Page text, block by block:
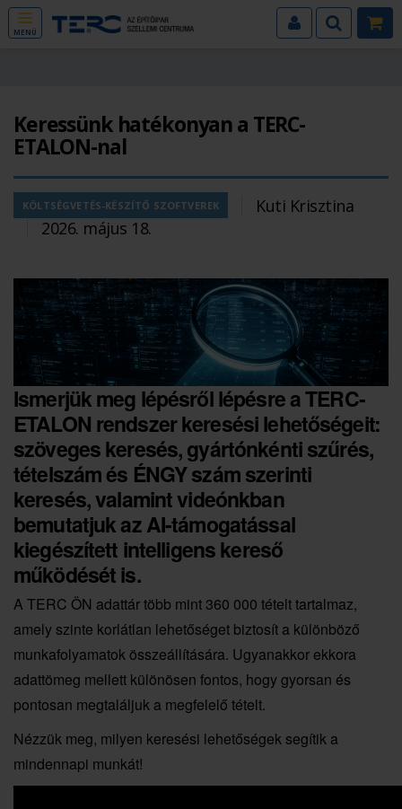
MENÜ
Keressünk hatékonyan a TERC-
ETALON-nal
KÖLTSÉGVETÉS-KÉSZÍTŐ SZOFTVEREK
Kuti Krisztina
2026. május 18.
Ismerjük meg lépésről lépésre a TERC-
ETALON rendszer keresési lehetőségeit:
szöveges keresés, gyártónkénti szűrés,
tételszám és ÉNGY szám szerinti
keresés, valamint videónkban
bemutatjuk az AI-támogatással
kiegészített intelligens kereső
működését is.
A TERC ÖN adattár több mint 360 000 tételt tartalmaz,
amely szinte korlátlan lehetőséget biztosít a különböző
munkafolyamatok összeállítására. Ugyanakkor ekkora
adattömeg mellett különösen fontos, hogy gyorsan és
pontosan megtaláljuk a megfelelő tételt.
Nézzük meg, milyen keresési lehetőségek segítik a
mindennapi munkát!